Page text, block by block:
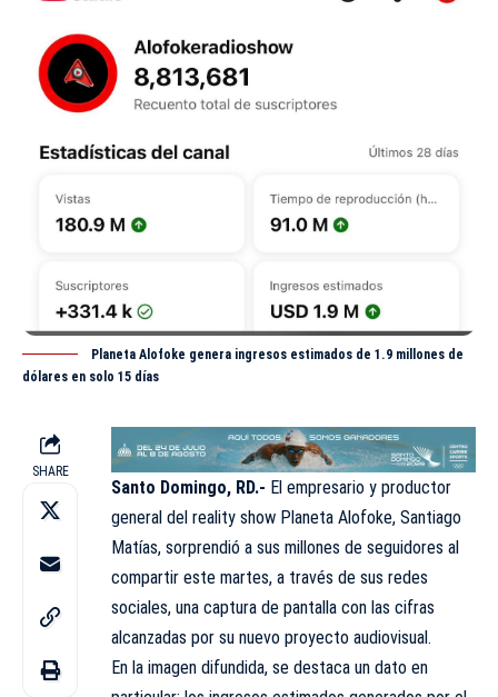
Planeta Alofoke genera ingresos estimados de 1.9 millones de
dólares en solo 15 días
SHARE
Santo Domingo, RD.- El empresario y productor
general del reality show Planeta Alofoke, Santiago
Matías, sorprendió a sus millones de seguidores al
compartir este martes, a través de sus redes
sociales, una captura de pantalla con las cifras
alcanzadas por su nuevo proyecto audiovisual.
En la imagen difundida, se destaca un dato en